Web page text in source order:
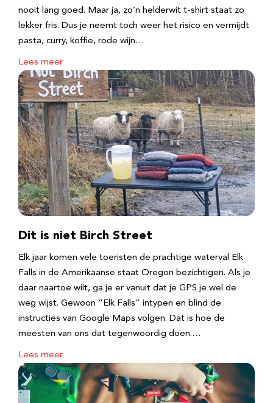
nooit lang goed. Maar ja, zo’n helderwit t-shirt staat zo
lekker fris. Dus je neemt toch weer het risico en vermijdt
pasta, curry, koffie, rode wijn…
Lees meer
Dit is niet Birch Street
Elk jaar komen vele toeristen de prachtige waterval Elk
Falls in de Amerikaanse staat Oregon bezichtigen. Als je
daar naartoe wilt, ga je er vanuit dat je GPS je wel de
weg wijst. Gewoon “Elk Falls” intypen en blind de
instructies van Google Maps volgen. Dat is hoe de
meesten van ons dat tegenwoordig doen.…
Lees meer